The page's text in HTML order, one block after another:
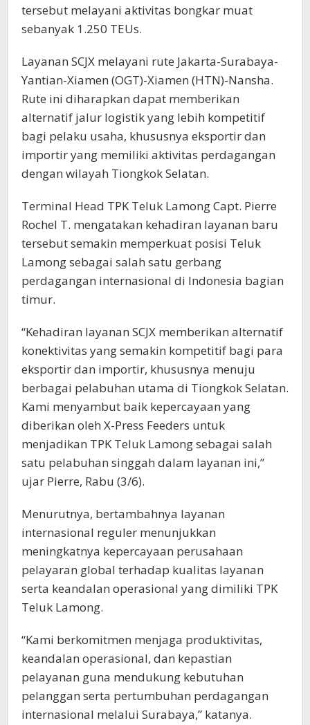
tersebut melayani aktivitas bongkar muat
sebanyak 1.250 TEUs.
Layanan SCJX melayani rute Jakarta-Surabaya-
Yantian-Xiamen (OGT)-Xiamen (HTN)-Nansha.
Rute ini diharapkan dapat memberikan
alternatif jalur logistik yang lebih kompetitif
bagi pelaku usaha, khususnya eksportir dan
importir yang memiliki aktivitas perdagangan
dengan wilayah Tiongkok Selatan.
Terminal Head TPK Teluk Lamong Capt. Pierre
Rochel T. mengatakan kehadiran layanan baru
tersebut semakin memperkuat posisi Teluk
Lamong sebagai salah satu gerbang
perdagangan internasional di Indonesia bagian
timur.
“Kehadiran layanan SCJX memberikan alternatif
konektivitas yang semakin kompetitif bagi para
eksportir dan importir, khususnya menuju
berbagai pelabuhan utama di Tiongkok Selatan.
Kami menyambut baik kepercayaan yang
diberikan oleh X-Press Feeders untuk
menjadikan TPK Teluk Lamong sebagai salah
satu pelabuhan singgah dalam layanan ini,”
ujar Pierre, Rabu (3/6).
Menurutnya, bertambahnya layanan
internasional reguler menunjukkan
meningkatnya kepercayaan perusahaan
pelayaran global terhadap kualitas layanan
serta keandalan operasional yang dimiliki TPK
Teluk Lamong.
“Kami berkomitmen menjaga produktivitas,
keandalan operasional, dan kepastian
pelayanan guna mendukung kebutuhan
pelanggan serta pertumbuhan perdagangan
internasional melalui Surabaya,” katanya.